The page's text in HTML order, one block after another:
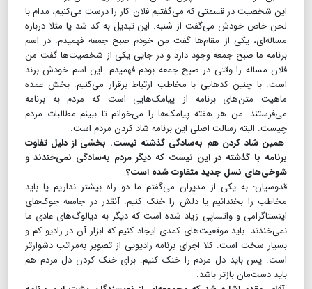
این شخصیت در قسمتی که می‌گفتیم فلان کار را درست می‌کنیم، مدام با
لحن خاص خودش می‌گفت از شنبه. این تبدیل به کد شد یا مثلا درباره
مساله‌ای، یکی از مقام‌ها گفت من خودم صبح جمعه فهمیدم. در اسم
برنامه ما صبح جمعه وجود دارد و در جایی یکی از شخصیت‌ها گفت من
فلان مساله را وقتی در صبح جمعه بودم فهمیدم. این اسم خودش برند
است. با چنین کدهایی با مخاطب ارتباط برقرار می‌کنیم. بخش عمده
ماهیت متن‌های برنامه از پیامک‌هایی است که مردم به برنامه
می‌فرستند. من هر هفته پیامک‌ها را می‌خوانم تا ببینم مطالبات مردم
چیست. البته رسالت اصلی این برنامه شاد کردن مردم است.
همین شاد کردن هم به‌سادگی گذشته نیست. بخشی از دلیل تفاوت
برنامه با گذشته در این نیست که دیگر مردم به‌سادگی نمی‌خندند و
شوخی‌های نسل جدید متفاوت شده است؟
قدوسیان: به یکی از مدیران می‌گفتم ما دو راه بیشتر نداریم یا باید
مخاطب را بخندانیم یا دلش را خنک کنیم. آنقدر در جامعه جوک‌های
اینستاگرامی و واتساپی زیاد شده است که دیگر به دیالوگ‌های عادی ما
نمی‌خندند. باید موقعیت‌های کمدی ایجاد کنیم که ابزار آن در رادیو کم و
بسیار سخت است. کلا اجرای برنامه رادیویی از تصویر به‌مراتب دشوارتر
است. پس باید دل مردم را خنک کنیم. برای خنک کردن دل مردم هم
باید دست‌مان بازتر باشد.